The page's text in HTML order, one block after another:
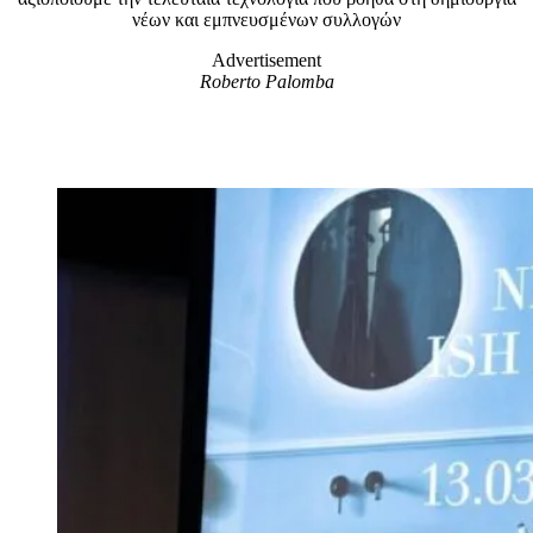
νέων και εμπνευσμένων συλλογών
Advertisement
Roberto Palomba